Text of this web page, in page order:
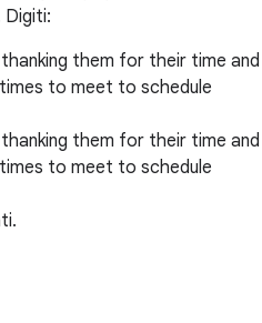
Digiti:
them for their time and
to meet to schedule
them for their time and
to meet to schedule